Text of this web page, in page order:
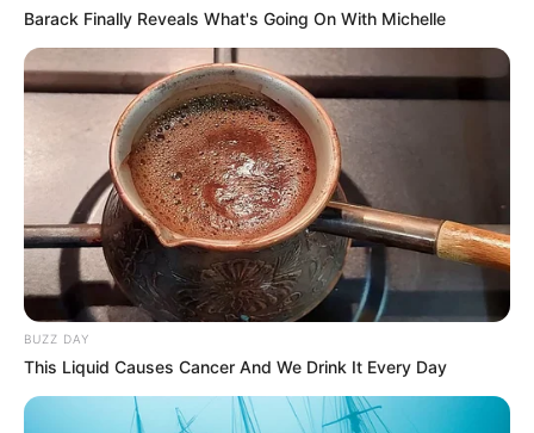
Barack Finally Reveals What's Going On With Michelle
BUZZ DAY
This Liquid Causes Cancer And We Drink It Every Day